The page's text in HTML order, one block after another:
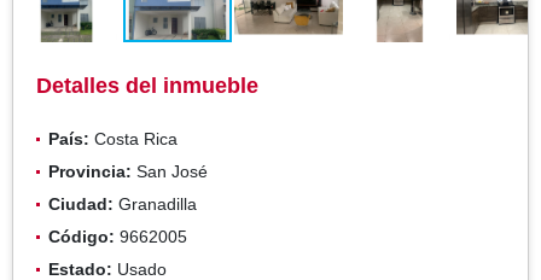
Detalles del inmueble
País: Costa Rica
Provincia: San José
Ciudad: Granadilla
Código: 9662005
Estado: Usado